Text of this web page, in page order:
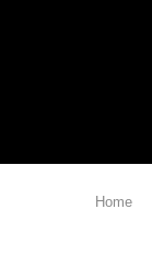
Home